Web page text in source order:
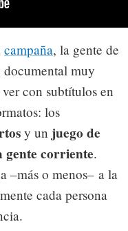
campaña, la gente de
muy
con subtítulos en
los
y un juego de
gente corriente.
–más o menos– a la
cada persona